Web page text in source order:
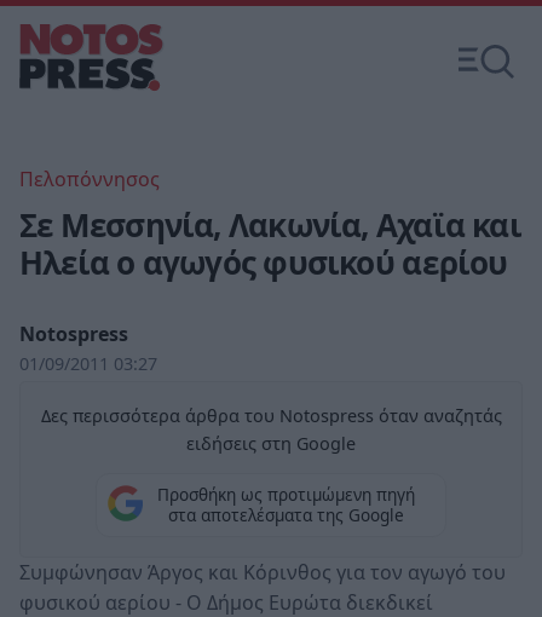
Πελοπόννησος
Σε Μεσσηνία, Λακωνία, Αχαϊα και
Ηλεία ο αγωγός φυσικού αερίου
Notospress
01/09/2011 03:27
Δες περισσότερα άρθρα του Notospress όταν αναζητάς
ειδήσεις στη Google
Προσθήκη ως προτιμώμενη πηγή
στα αποτελέσματα της Google
Συμφώνησαν Άργος και Κόρινθος για τον αγωγό του
φυσικού αερίου - Ο Δήμος Ευρώτα διεκδικεί